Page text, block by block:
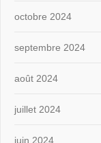
octobre 2024
septembre 2024
août 2024
juillet 2024
juin 2024